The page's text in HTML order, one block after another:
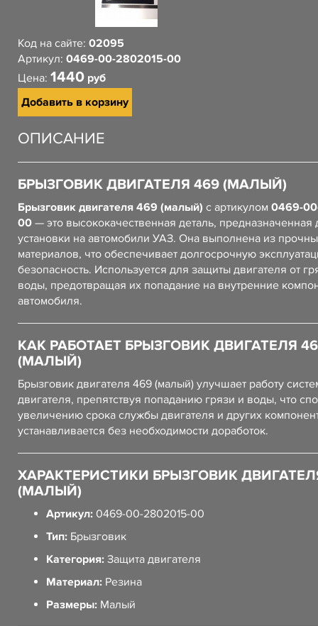
Код на сайте: 02095
Артикул: 0469-00-2802015-00
Цена: 1440 руб
Добавить в корзину
ОПИСАНИЕ
БРЫЗГОВИК ДВИГАТЕЛЯ 469 (МАЛЫЙ)
Брызговик двигателя 469 (малый) с артикулом 0469-
00 — это высококачественная деталь, предназначенная
установки на автомобили УАЗ. Она выполнена из
материалов, что обеспечивает долгосрочную
безопасность. Используется для защиты двигателя от
воды, предотвращая их попадание на внутренние
автомобиля.
КАК РАБОТАЕТ БРЫЗГОВИК ДВИГАТЕЛЯ
(МАЛЫЙ)
Брызговик двигателя 469 (малый) улучшает работу
двигателя, препятствуя попаданию грязи и воды, что
увеличению срока службы двигателя и других
устанавливается без необходимости доработок.
ХАРАКТЕРИСТИКИ БРЫЗГОВИК
(МАЛЫЙ)
Артикул: 0469-00-2802015-00
Тип: Брызговик
Категория: Защита двигателя
Материал: Резина
Размеры: Малый